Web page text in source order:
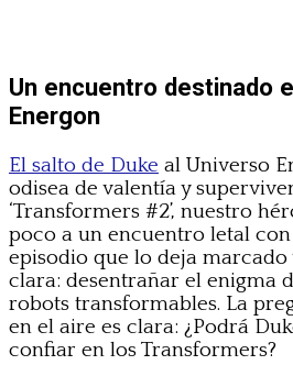
Un encuentro destinado
Energon
El salto de Duke al Universo
odisea de valentía y
‘Transformers #2’, nuestro
poco a un encuentro letal
episodio que lo deja
clara: desentrañar el enigma
robots transformables. La
en el aire es clara: ¿Podrá
confiar en los Transformers?